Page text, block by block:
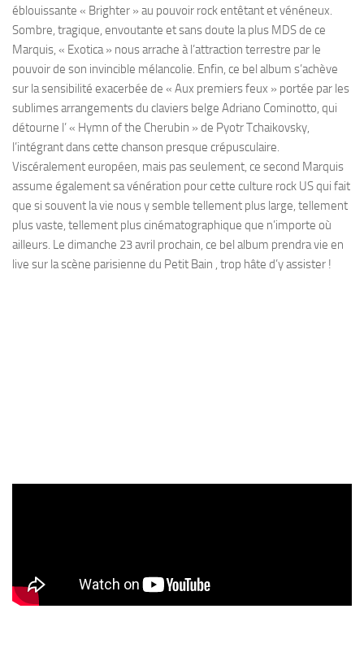
éblouissante « Brighter » au pouvoir rock entêtant et vénéneux.
Sombre, tragique, envoutante et sans doute la plus MDS de ce
Marquis, « Exotica » nous arrache à l’attraction terrestre par le
pouvoir de son invincible mélancolie. Enfin, ce bel album s’achève
sur la sensibilité exacerbée de « Aux premiers feux » portée par les
sublimes arrangements du claviers belge Adriano Cominotto, qui
détourne l’ « Hymn of the Cherubin » de Pyotr Tchaikovsky,
l’intégrant dans cette chanson presque crépusculaire.
Viscéralement européen, mais pas seulement, ce second Marquis
assume également sa vénération pour cette culture rock US qui fait
que si souvent la vie nous y semble tellement plus large, tellement
plus vaste, tellement plus cinématographique que n’importe où
ailleurs. Le dimanche 23 avril prochain, ce bel album prendra vie en
live sur la scène parisienne du Petit Bain , trop hâte d’y assister !